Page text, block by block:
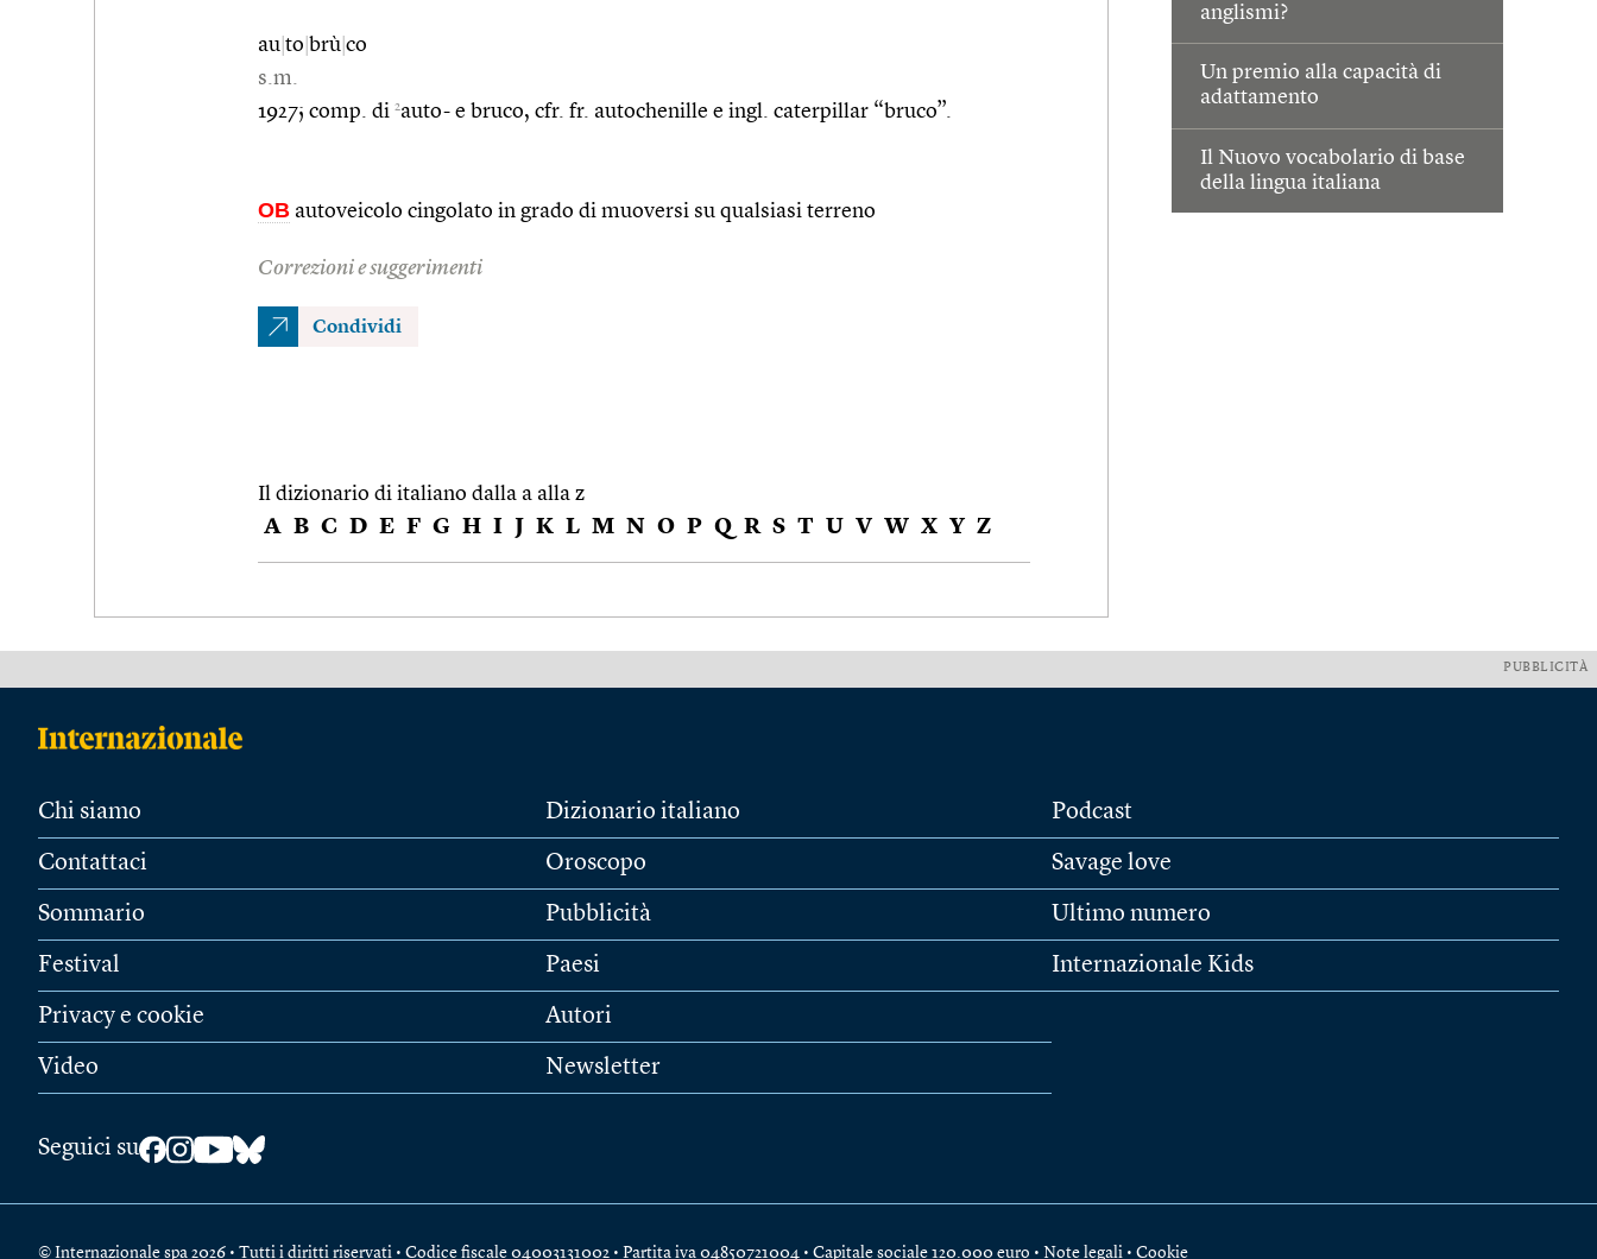
anglismi?
Un premio alla capacità di
adattamento
Il Nuovo vocabolario di base
della lingua italiana
au to brù co
s.m.
1927; comp. di 2auto- e bruco, cfr. fr. autochenille e ingl. caterpillar “bruco”.
OB autoveicolo cingolato in grado di muoversi su qualsiasi terreno
Correzioni e suggerimenti
Condividi
Il dizionario di italiano dalla a alla z
A B C D E F G H I J K L M N O P Q R S T U V W X Y Z
PUBBLICITÀ
Chi siamo
Contattaci
Sommario
Festival
Privacy e cookie
Video
Dizionario italiano
Oroscopo
Pubblicità
Paesi
Autori
Newsletter
Podcast
Savage love
Ultimo numero
Internazionale Kids
Seguici su
© Internazionale spa 2026 • Tutti i diritti riservati • Codice fiscale 04003131002 • Partita iva 04850721004 • Capitale sociale 120.000 euro • Note legali • Cookie